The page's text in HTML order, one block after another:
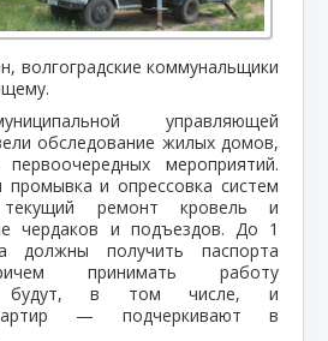
волгоградские коммунальщики
управляющей
обследование жилых домов,
мероприятий.
промывка и опрессовка систем
текущий ремонт кровель и
чердаков и подъездов. До 1
должны получить паспорта
принимать работу
будут, в том числе, и
— подчеркивают в